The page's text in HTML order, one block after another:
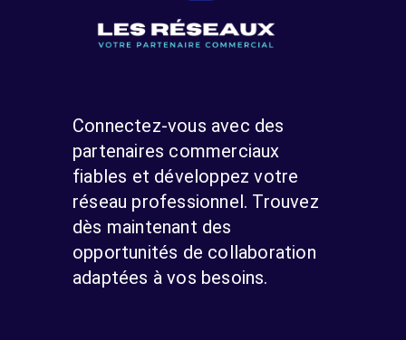
Connectez-vous avec des
partenaires commerciaux
fiables et développez votre
réseau professionnel. Trouvez
dès maintenant des
opportunités de collaboration
adaptées à vos besoins.